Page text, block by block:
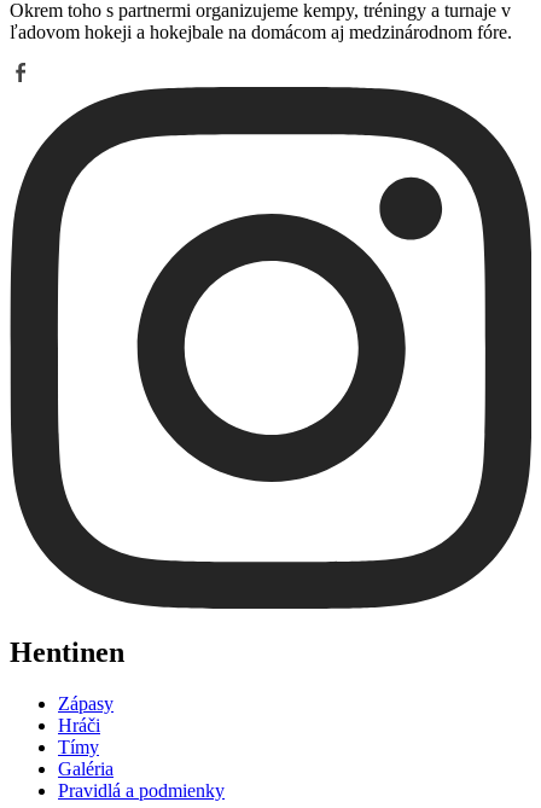
Okrem toho s partnermi organizujeme kempy, tréningy a turnaje v
ľadovom hokeji a hokejbale na domácom aj medzinárodnom fóre.
Hentinen
Zápasy
Hráči
Tímy
Galéria
Pravidlá a podmienky